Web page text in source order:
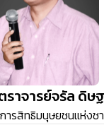
าจารย์จรัล ดิษ
ารสิทธิมนุษยชนแห่งช